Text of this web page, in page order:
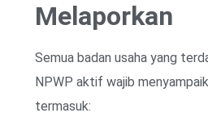
Melaporkan
Semua badan usaha yang
NPWP aktif wajib
termasuk: